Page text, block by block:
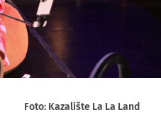
Foto: Kazalište La La Land